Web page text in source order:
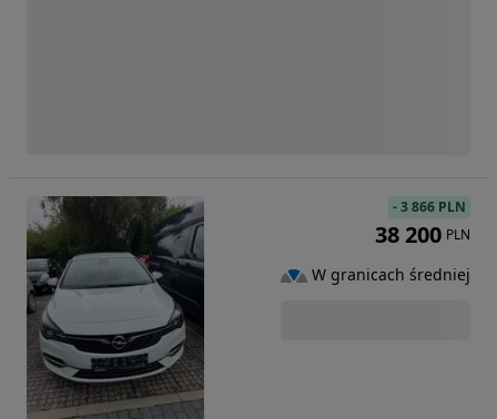
-3 866 PLN
38 200 PLN
W granicach średniej